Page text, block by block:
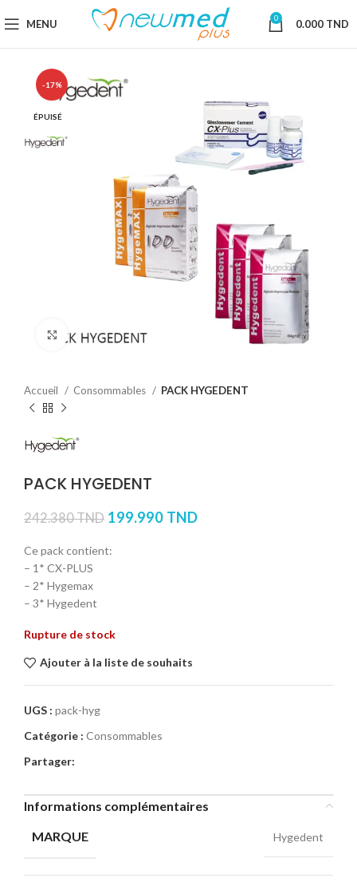
MENU 0 0.000 TND
-17%
ÉPUISÉ
Cliquez pour agrandir
Accueil Consommables PACK HYGEDENT
PACK HYGEDENT
242.380TND 199.990 TND
Ce pack contient:
– 1* CX-PLUS
– 2* Hygemax
– 3* Hygedent
Rupture de stock
Ajouter à la liste de souhaits
UGS : pack-hyg
Catégorie : Consommables
Partager:
Informations complémentaires
MARQUE
Hygedent